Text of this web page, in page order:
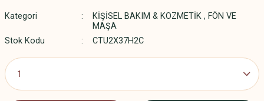
Kategori KİŞİSEL BAKIM & KOZMETİK , FÖN VE
MAŞA
Stok Kodu
CTU2X37H2C